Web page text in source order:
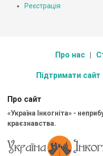
Реєстрація
Про нас
Підтримати сайт
Про сайт
«Україна Інкогніта» -
краєзнавства.